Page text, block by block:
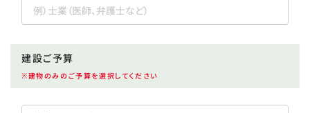
建設ご予算
※建物のみのご予算を選択してください